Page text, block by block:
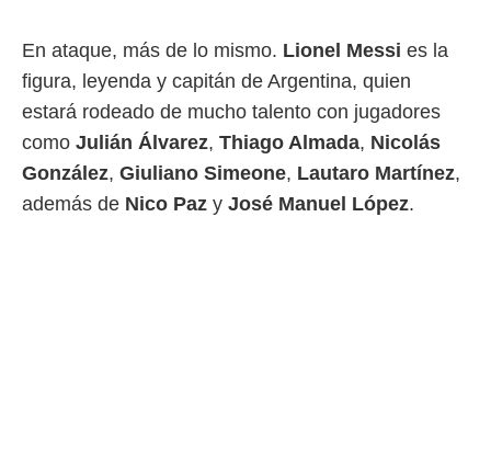
En ataque, más de lo mismo. Lionel Messi es la
figura, leyenda y capitán de Argentina, quien
estará rodeado de mucho talento con jugadores
como Julián Álvarez, Thiago Almada, Nicolás
González, Giuliano Simeone, Lautaro Martínez,
además de Nico Paz y José Manuel López.